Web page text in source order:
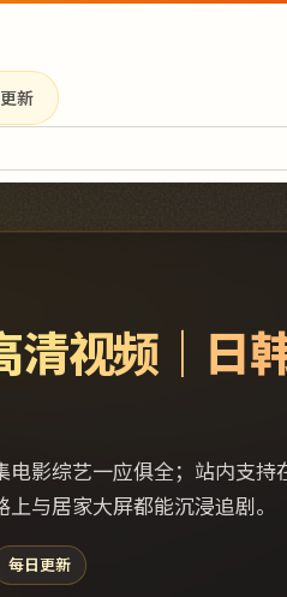
新
清视频｜日
影综艺一应俱全；站内支持
与居家大屏都能沉浸追剧。
每日更新